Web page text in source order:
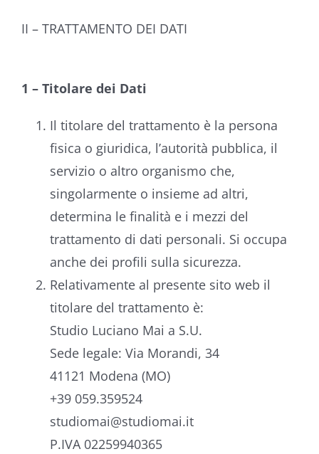
II – TRATTAMENTO DEI DATI
1 – Titolare dei Dati
Il titolare del trattamento è la persona
fisica o giuridica, l’autorità pubblica, il
servizio o altro organismo che,
singolarmente o insieme ad altri,
determina le finalità e i mezzi del
trattamento di dati personali. Si occupa
anche dei profili sulla sicurezza.
Relativamente al presente sito web il
titolare del trattamento è:
Studio Luciano Mai a S.U.
Sede legale: Via Morandi, 34
41121 Modena (MO)
+39 059.359524
studiomai@studiomai.it
P.IVA 02259940365